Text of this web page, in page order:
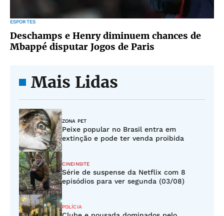
ESPORTES
Deschamps e Henry diminuem chances de
Mbappé disputar Jogos de Paris
Mais Lidas
ZONA PET
Peixe popular no Brasil entra em
extinção e pode ter venda proibida
CINEINSITE
Série de suspense da Netflix com 8
episódios para ver segunda (03/08)
POLÍCIA